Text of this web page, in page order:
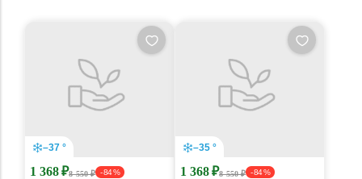
–37 °
1 368 ₽8 550 ₽ - 84 %
–35 °
1 368 ₽8 550 ₽ - 84 %